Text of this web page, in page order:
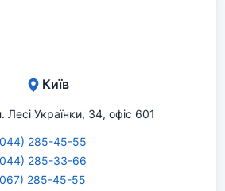
Київ
Лесі Українки, 34, офіс 601
285-45-55
285-33-66
285-45-55